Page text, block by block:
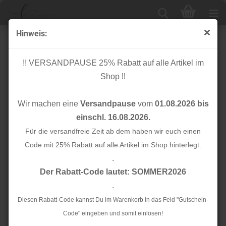
Hinweis:
!! VERSANDPAUSE 25% Rabatt auf alle Artikel im
Shop !!
Wir machen eine Versandpausevom 01.08.2026 bis
einschl. 16.08.2026.
Für die versandfreie Zeit ab dem haben wir euch einen
Code mit 25% Rabatt auf alle Artikel im Shop hinterlegt.
.
Der Rabatt-Code lautet: SOMMER2026
.
Diesen Rabatt-Code kannst Du im Warenkorb in das Feld "Gutschein-
Code" eingeben und somit einlösen!
Spitzenborte elastisch - Bogen - mint